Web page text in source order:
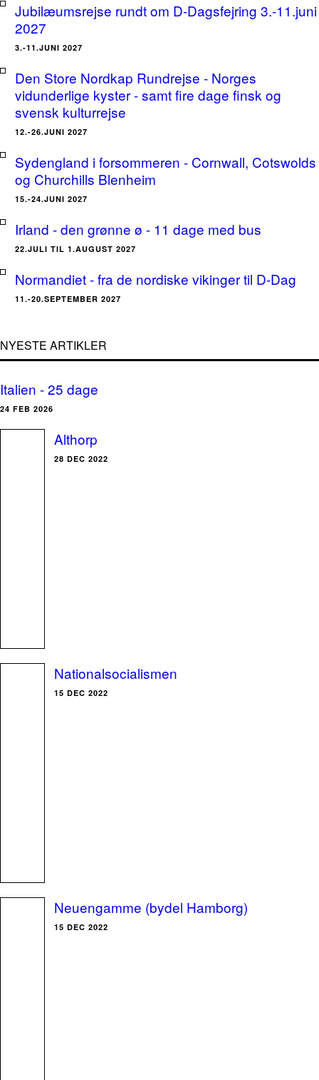
Jubilæumsrejse rundt om D-Dagsfejring 3.-11.juni
2027
3.-11.JUNI 2027
Den Store Nordkap Rundrejse - Norges
vidunderlige kyster - samt fire dage finsk og
svensk kulturrejse
12.-26.JUNI 2027
Sydengland i forsommeren - Cornwall, Cotswolds
og Churchills Blenheim
15.-24.JUNI 2027
Irland - den grønne ø - 11 dage med bus
22.JULI TIL 1.AUGUST 2027
Normandiet - fra de nordiske vikinger til D-Dag
11.-20.SEPTEMBER 2027
NYESTE ARTIKLER
Italien - 25 dage
24 FEB 2026
Althorp
28 DEC 2022
Nationalsocialismen
15 DEC 2022
Neuengamme (bydel Hamborg)
15 DEC 2022